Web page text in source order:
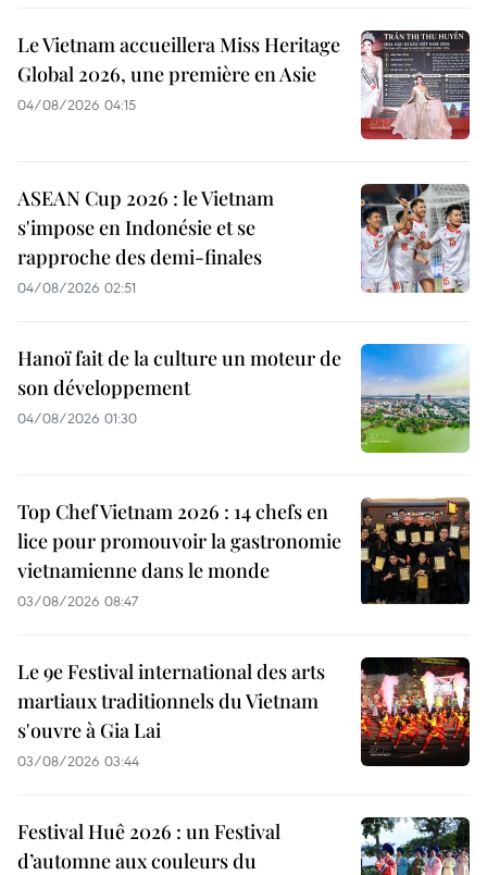
Le Vietnam accueillera Miss Heritage
Global 2026, une première en Asie
04/08/2026 04:15
ASEAN Cup 2026 : le Vietnam
s'impose en Indonésie et se
rapproche des demi-finales
04/08/2026 02:51
Hanoï fait de la culture un moteur de
son développement
04/08/2026 01:30
Top Chef Vietnam 2026 : 14 chefs en
lice pour promouvoir la gastronomie
vietnamienne dans le monde
03/08/2026 08:47
Le 9e Festival international des arts
martiaux traditionnels du Vietnam
s'ouvre à Gia Lai
03/08/2026 03:44
Festival Huê 2026 : un Festival
d’automne aux couleurs du